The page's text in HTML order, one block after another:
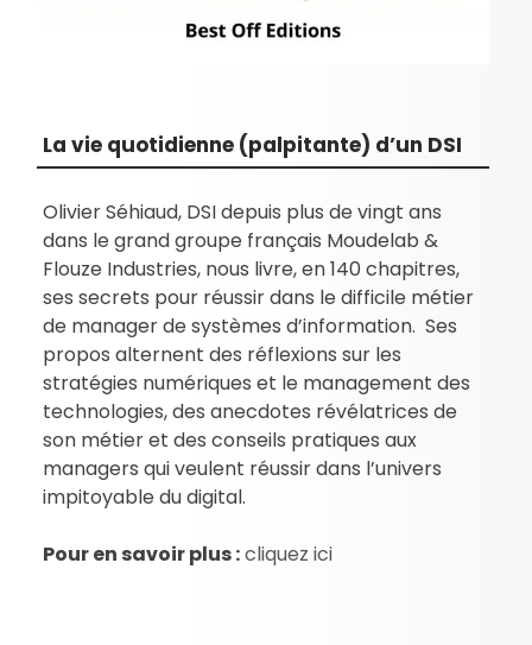
La vie quotidienne (palpitante) d’un DSI
Olivier Séhiaud, DSI depuis plus de vingt ans
dans le grand groupe français Moudelab &
Flouze Industries, nous livre, en 140 chapitres,
ses secrets pour réussir dans le difficile métier
de manager de systèmes d’information. Ses
propos alternent des réflexions sur les
stratégies numériques et le management des
technologies, des anecdotes révélatrices de
son métier et des conseils pratiques aux
managers qui veulent réussir dans l’univers
impitoyable du digital.
Pour en savoir plus :cliquez ici